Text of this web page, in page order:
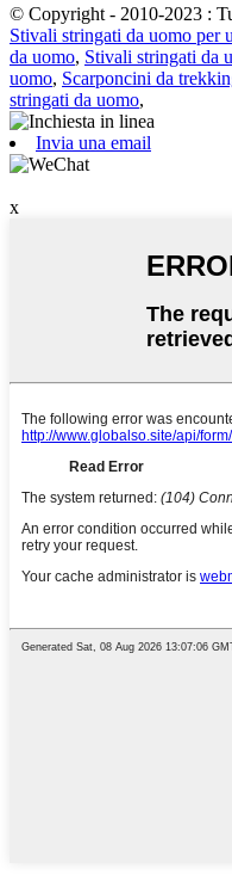
© Copyright - 2010-2023 :
Stivali stringati da uomo per
da uomo, Stivali stringati da
uomo, Scarponcini da
stringati da uomo,
Invia una email
x